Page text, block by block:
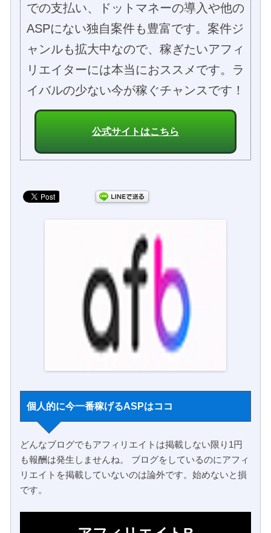
での支払い、ドットマネーの導入や他の
ASPにない独自案件も豊富です。案件ジ
ャンルも拡大中なので、稼ぎたいアフィ
リエイターには本当におススメです。ラ
イバルの少ない今が稼ぐチャンスです！
公式サイトはこちら
個人的に今一番稼げるASPはココ
どんなブログでもアフィリエイトは掲載しない限り1円
も報酬は発生しませんね。 ブログをしているのにアフィ
リエイトを掲載していないのは論外です。始めないと損
です。